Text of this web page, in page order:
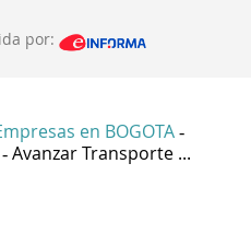
por:
en BOGOTA -
- Avanzar Transporte ...